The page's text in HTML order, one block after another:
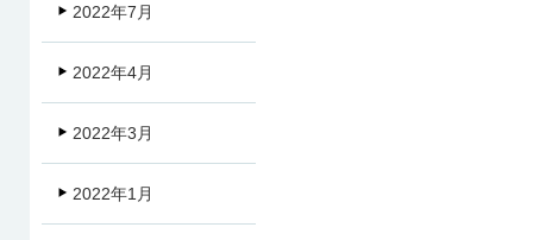
2022年7月
2022年4月
2022年3月
2022年1月